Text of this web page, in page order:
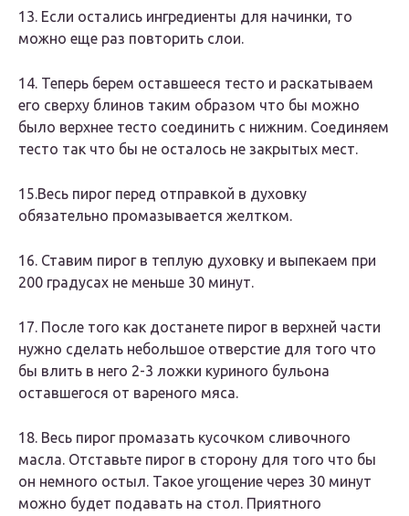
13. Если остались ингредиенты для начинки, то
можно еще раз повторить слои.
14. Теперь берем оставшееся тесто и раскатываем
его сверху блинов таким образом что бы можно
было верхнее тесто соединить с нижним. Соединяем
тесто так что бы не осталось не закрытых мест.
15.Весь пирог перед отправкой в духовку
обязательно промазывается желтком.
16. Ставим пирог в теплую духовку и выпекаем при
200 градусах не меньше 30 минут.
17. После того как достанете пирог в верхней части
нужно сделать небольшое отверстие для того что
бы влить в него 2-3 ложки куриного бульона
оставшегося от вареного мяса.
18. Весь пирог промазать кусочком сливочного
масла. Отставьте пирог в сторону для того что бы
он немного остыл. Такое угощение через 30 минут
можно будет подавать на стол. Приятного